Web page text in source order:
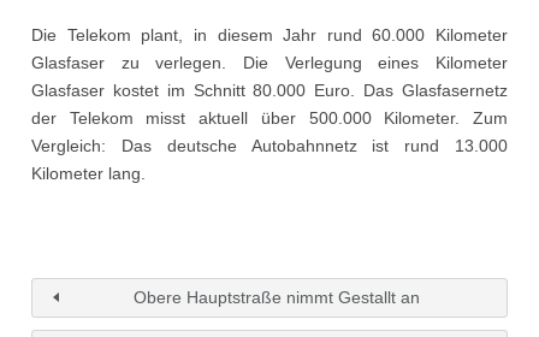
Die Telekom plant, in diesem Jahr rund 60.000 Kilometer
Glasfaser zu verlegen. Die Verlegung eines Kilometer
Glasfaser kostet im Schnitt 80.000 Euro. Das Glasfasernetz
der Telekom misst aktuell über 500.000 Kilometer. Zum
Vergleich: Das deutsche Autobahnnetz ist rund 13.000
Kilometer lang.
Obere Hauptstraße nimmt Gestallt an